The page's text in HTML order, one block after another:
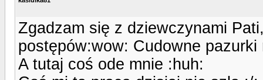
Zgadzam się z dziewczynami
postępów:wow: Cudowne pazurki
A tutaj coś ode mnie :huh: